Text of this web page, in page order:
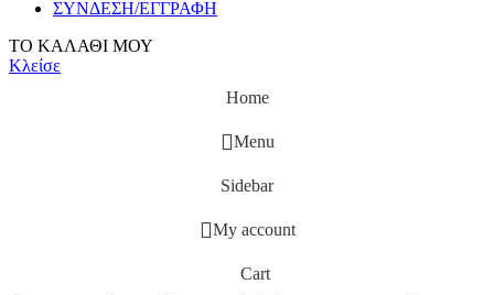
ΣΥΝΔΕΣΗ/ΕΓΓΡΑΦΗ
ΤΟ ΚΑΛΑΘΙ ΜΟΥ
Κλείσε
Home
Menu
Sidebar
My account
Cart